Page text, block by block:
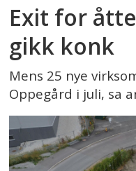
Exit for
gikk konk
Mens 25 nye
Oppegård i juli, sa